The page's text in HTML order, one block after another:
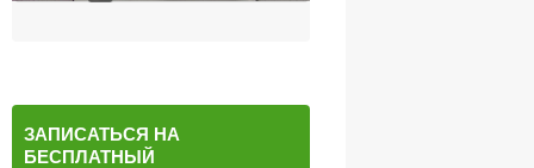
ЗАПИСАТЬСЯ НА
БЕСПЛАТНЫЙ